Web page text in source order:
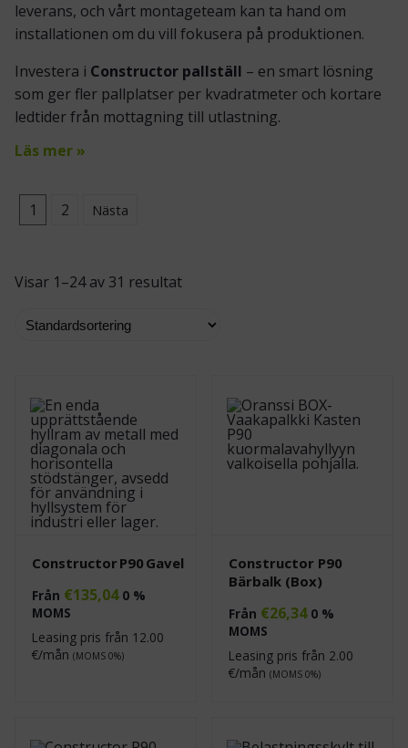
leverans, och vårt montageteam kan ta hand om
installationen om du vill fokusera på produktionen.
Investera i Constructor pallställ – en smart lösning
som ger fler pallplatser per kvadratmeter och kortare
ledtider från mottagning till utlastning.
Läs mer »
1 2 Nästa
Visar 1–24 av 31 resultat
Constructor P90 Gavel
Från €135,04 0 %
MOMS
Leasing pris från 12.00
€/mån (MOMS 0%)
Constructor P90
Bärbalk (Box)
Från €26,34 0 %
MOMS
Leasing pris från 2.00
€/mån (MOMS 0%)